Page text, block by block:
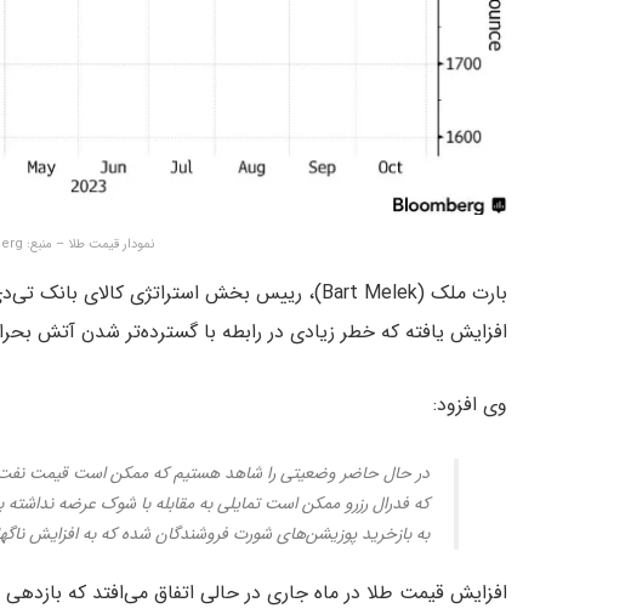
نمودار قیمت طلا – منبع: Bloomberg
افزایش یافته که خطر زیادی در رابطه با گسترده‌تر شدن آتش
وی افزود:
در حال حاضر وضعیتی را شاهد هستیم که ممکن است قیمت نفت
که فدرال رزرو ممکن است تمایلی به مقابله با شوک عرضه
به بازخرید پوزیشن‌های شورت فروشندگان شده که به افزایش
افزایش قیمت طلا در ماه جاری در حالی اتفاق می‌افتد که